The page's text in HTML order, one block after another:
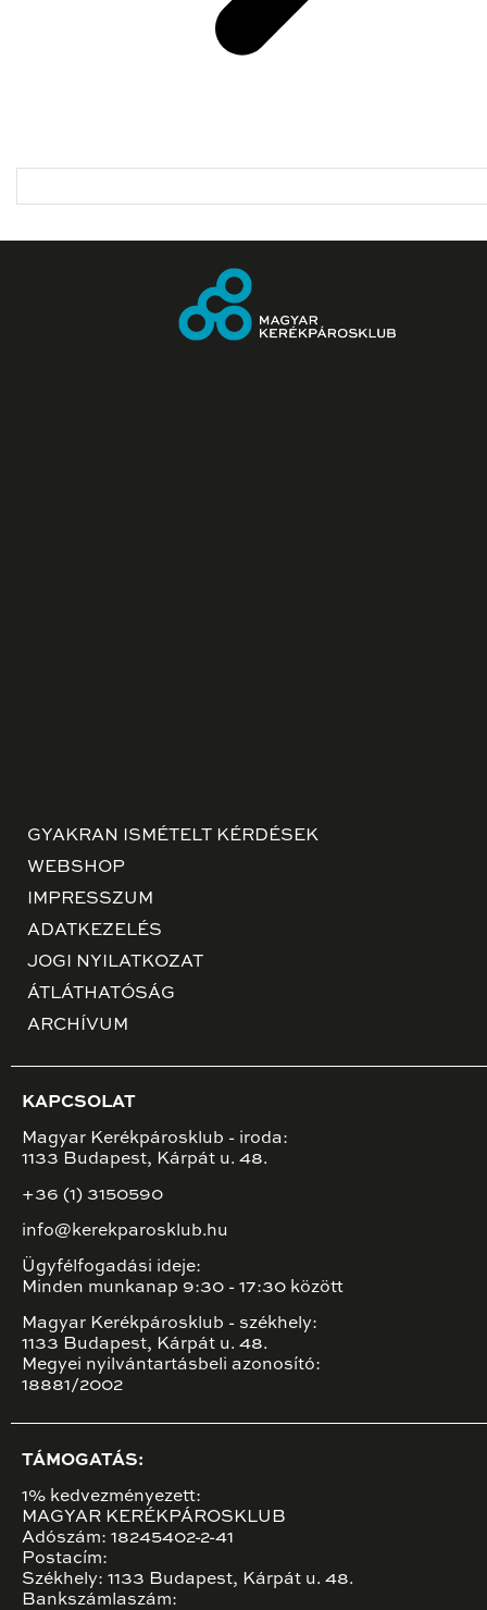
GYAKRAN ISMÉTELT KÉRDÉSEK
WEBSHOP
IMPRESSZUM
ADATKEZELÉS
JOGI NYILATKOZAT
ÁTLÁTHATÓSÁG
ARCHÍVUM
KAPCSOLAT
Magyar Kerékpárosklub - iroda:
1133 Budapest, Kárpát u. 48.
+36 (1) 3150590
info@kerekparosklub.hu
Ügyfélfogadási ideje:
Minden munkanap 9:30 - 17:30 között
Magyar Kerékpárosklub - székhely:
1133 Budapest, Kárpát u. 48.
Megyei nyilvántartásbeli azonosító:
18881/2002
TÁMOGATÁS:
1% kedvezményezett:
MAGYAR KERÉKPÁROSKLUB
Adószám: 18245402-2-41
Postacím:
Székhely: 1133 Budapest, Kárpát u. 48.
Bankszámlaszám: